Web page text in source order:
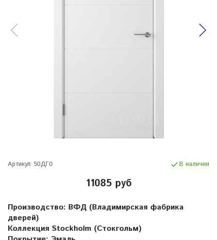
Артикул: 50ДГ0 В наличии
11085 руб
Производство: ВФД (Владимирская фабрика
дверей)
Коллекция Stockholm (Стокгольм)